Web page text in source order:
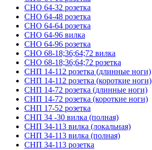
СНО 64-32 розетка
СНО 64-48 розетка
СНО 64-64 розетка
СНО 64-96 вилка
СНО 64-96 розетка
СНО 68-18;36;64;72 вилка
СНО 68-18;36;64;72 розетка
СНП 14-112 розетка (длинные ноги)
СНП 14-112 розетка (короткие ноги)
СНП 14-72 розетка (длинные ноги)
СНП 14-72 розетка (короткие ноги)
СНП 17-52 розетка
СНП 34 -30 вилка (полная)
СНП 34-113 вилка (локальная)
СНП 34-113 вилка (полная)
СНП 34-113 розетка